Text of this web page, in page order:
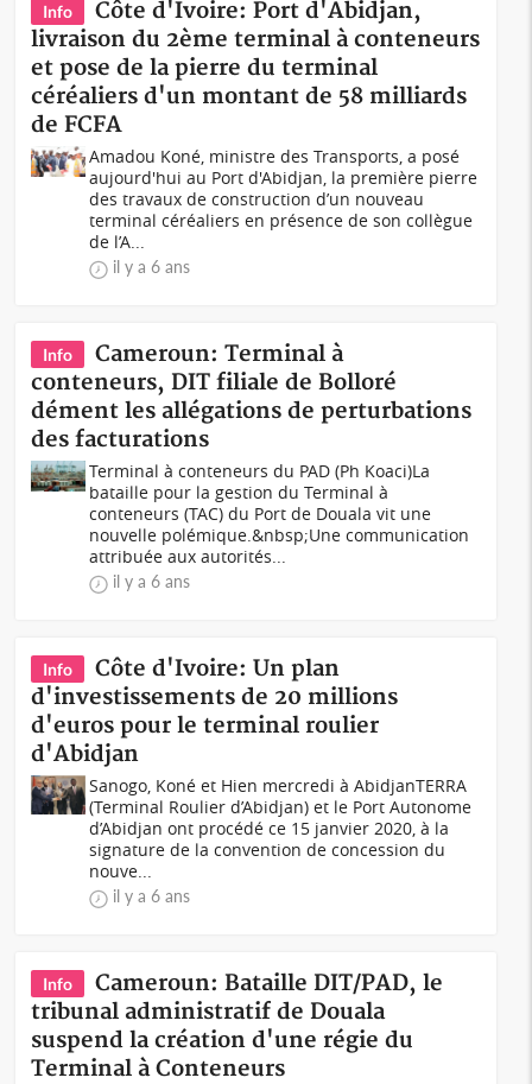
Info
Côte d'Ivoire: Port d'Abidjan,
livraison du 2ème terminal à conteneurs
et pose de la pierre du terminal
céréaliers d'un montant de 58 milliards
de FCFA
Amadou Koné, ministre des Transports, a posé
aujourd'hui au Port d'Abidjan, la première pierre
des travaux de construction d’un nouveau
terminal céréaliers en présence de son collègue
de l’A...
il y a 6 ans
Info
Cameroun: Terminal à
conteneurs, DIT filiale de Bolloré
dément les allégations de perturbations
des facturations
Terminal à conteneurs du PAD (Ph Koaci)La
bataille pour la gestion du Terminal à
conteneurs (TAC) du Port de Douala vit une
nouvelle polémique.&nbsp;Une communication
attribuée aux autorités...
il y a 6 ans
Info
Côte d'Ivoire: Un plan
d'investissements de 20 millions
d'euros pour le terminal roulier
d'Abidjan
Sanogo, Koné et Hien mercredi à AbidjanTERRA
(Terminal Roulier d’Abidjan) et le Port Autonome
d’Abidjan ont procédé ce 15 janvier 2020, à la
signature de la convention de concession du
nouve...
il y a 6 ans
Info
Cameroun: Bataille DIT/PAD, le
tribunal administratif de Douala
suspend la création d'une régie du
Terminal à Conteneurs